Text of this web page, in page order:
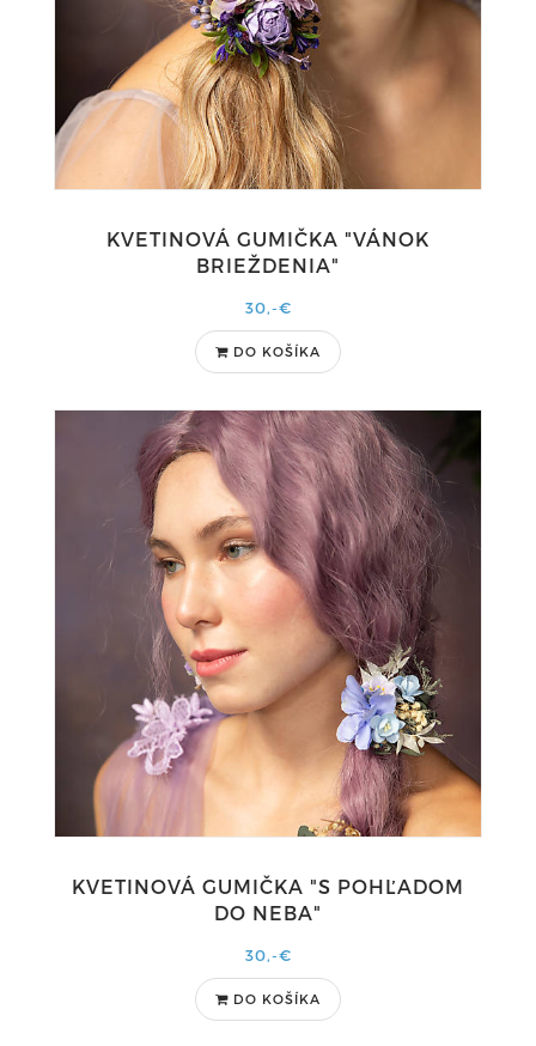
KVETINOVÁ GUMIČKA "VÁNOK
BRIEŽDENIA"
30,-€
DO KOŠÍKA
KVETINOVÁ GUMIČKA "S POHĽADOM
DO NEBA"
30,-€
DO KOŠÍKA